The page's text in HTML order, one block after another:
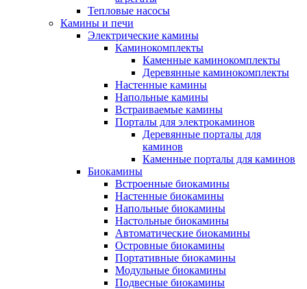
Тепловые насосы
Камины и печи
Электрические камины
Каминокомплекты
Каменные каминокомплекты
Деревянные каминокомплекты
Настенные камины
Напольные камины
Встраиваемые камины
Порталы для электрокаминов
Деревянные порталы для
каминов
Каменные порталы для каминов
Биокамины
Встроенные биокамины
Настенные биокамины
Напольные биокамины
Настольные биокамины
Автоматические биокамины
Островные биокамины
Портативные биокамины
Модульные биокамины
Подвесные биокамины